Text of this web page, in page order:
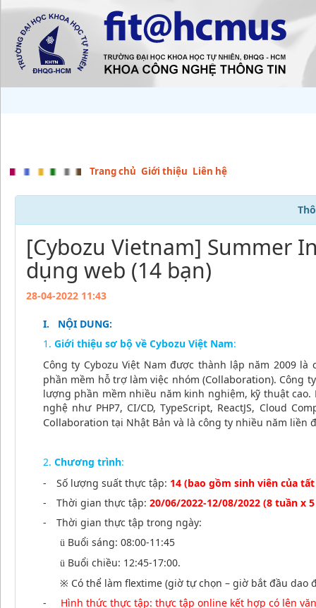
Trang chủ Giới thiệu Liên hệ
[Cybozu Vietnam] Summer
dụng web (14 bạn)
28-04-2022 11:43
I.
NỘI DUNG:
Giới thiệu sơ bộ về Cybozu Việt Nam:
Công ty Cybozu Việt Nam được thành lập năm 2009
phần mềm hỗ trợ làm việc nhóm (Collaboration). Công
lượng phần mềm nhiều năm kinh nghiệm, kỹ thuật
nghệ như PHP7, CI/CD, TypeScript, ReactJS, Cloud
Collaboration tại Nhật Bản và là công ty nhiều năm liền
Chương trình:
-
Số lượng suất thực tập: 14 (bao gồm sinh viên của
-
Thời gian thực tập: 20/06/2022-12/08/2022 (8 tuần x
-
Thời gian thực tập trong ngày:
ü Buổi sáng: 08:00-11:45
ü Buổi chiều: 12:45-17:00.
※ Có thể làm flextime (giờ tự chọn – giờ bắt đầu dao
- Hình thức thực tập: thực tập online kết hợp có lên